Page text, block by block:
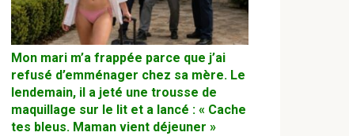
Mon mari m’a frappée parce que j’ai
refusé d’emménager chez sa mère. Le
lendemain, il a jeté une trousse de
maquillage sur le lit et a lancé : « Cache
tes bleus. Maman vient déjeuner »